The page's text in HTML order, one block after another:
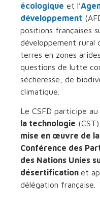
écologique et l’
développement
positions françaises
développement rural
terres en zones
questions de lutte
sécheresse, de
climatique.
Le CSFD participe au
la technologie (CST),
mise en œuvre de
Conférence des
des Nations Unies
désertification et
délégation française.